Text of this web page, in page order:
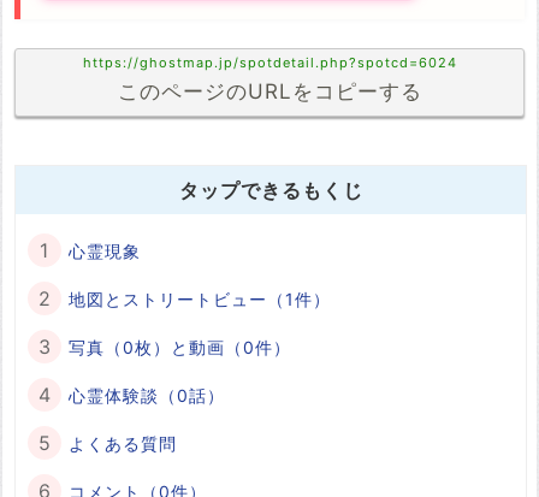
https://ghostmap.jp/spotdetail.php?spotcd=6024
このページのURLをコピーする
タップできるもくじ
心霊現象
地図とストリートビュー（1件）
写真（0枚）と動画（0件）
心霊体験談（0話）
よくある質問
コメント（0件）